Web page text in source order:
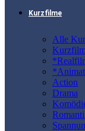
Kurzfilme
Alle
Action
Drama